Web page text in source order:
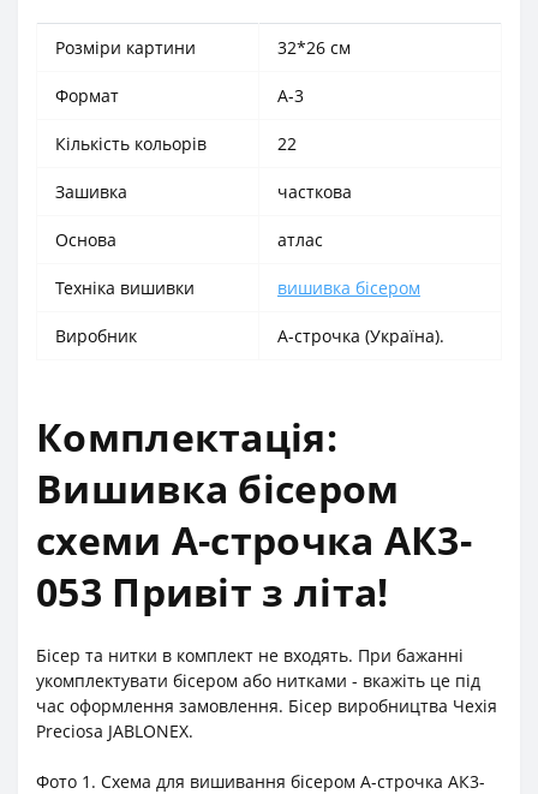
Розміри картини 32*26 см
Формат А-3
Кількість кольорів 22
Зашивка часткова
Основа атлас
Техніка вишивки вишивка бісером
Виробник А-строчка (Україна).
Комплектація:
Вишивка бісером
схеми А-строчка АК3-
053 Привіт з літа!
Бісер та нитки в комплект не входять. При бажанні
укомплектувати бісером або нитками - вкажіть це під
час оформлення замовлення. Бісер виробництва Чехія
Preciosa JABLONEX.
Фото 1. Схема для вишивання бісером А-строчка АК3-